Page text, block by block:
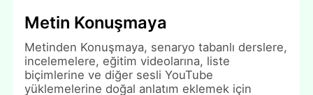
Metin Konuşmaya
Metinden Konuşmaya, senaryo tabanlı derslere,
incelemelere, eğitim videolarına, liste
biçimlerine ve diğer sesli YouTube
yüklemelerine doğal anlatım eklemek için